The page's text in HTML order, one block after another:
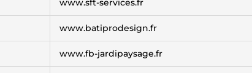
www.sft-services.fr
www.batiprodesign.fr
www.fb-jardipaysage.fr